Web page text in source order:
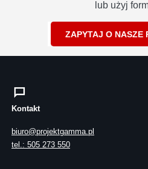
lub użyj
ZAPYTAJ O NASZE
Kontakt
biuro@projektgamma.pl
tel.: 505 273 550